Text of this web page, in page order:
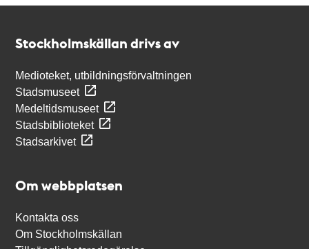
Stockholmskällan drivs av
Medioteket, utbildningsförvaltningen
Stadsmuseet
Medeltidsmuseet
Stadsbiblioteket
Stadsarkivet
Om webbplatsen
Kontakta oss
Om Stockholmskällan